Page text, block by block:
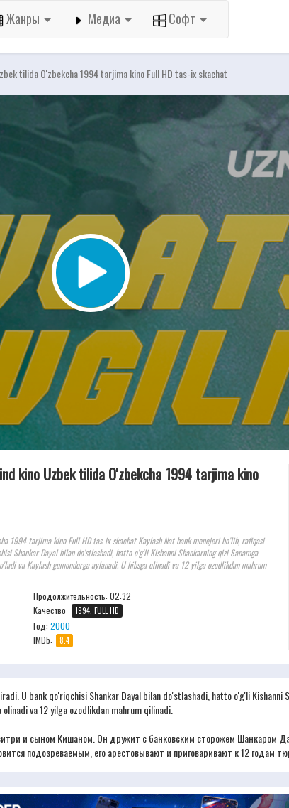
Жанры Медиа Софт
tilida O'zbekcha 1994 tarjima kino Full HD tas-ix skachat
kino Uzbek tilida O'zbekcha 1994 tarjima kino
1994 tarjima kino Full HD tas-ix skachat Kaylash Nat bank menejeri bo'lib, rafiqasi
Shankar Dayal bilan do'stlashadi, hatto o'g'li Kishanni Shankarning qizi Sanamga
va Kaylash gumondorga aylanadi. U hibsga olinadi va 12 yilga ozodlikdan mahrum
Продолжительность:02:32
Качество:
1994, FULL HD
Год:2000
IMDb:
8.4
U bank qo'riqchisi Shankar Dayal bilan do'stlashadi, hatto o'g'li
va 12 yilga ozodlikdan mahrum qilinadi.
и сыном Кишаном. Он дружит с банковским сторожем Шанкаром
подозреваемым, его арестовывают и приговаривают к 12 годам